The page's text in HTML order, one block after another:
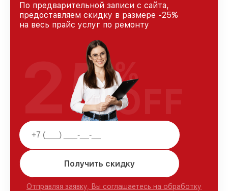
По предварительной записи с сайта,
предоставляем скидку в размере -25%
на весь прайс услуг по ремонту
Получить скидку
Отправляя заявку, Вы соглашаетесь на обработку
25%
OFF